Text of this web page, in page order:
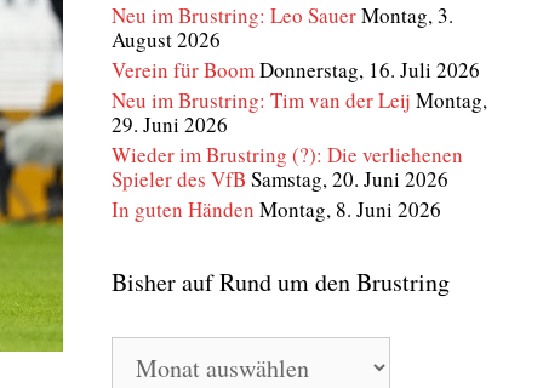
Neu im Brustring: Leo SauerMontag, 3.
August 2026
Verein für BoomDonnerstag, 16. Juli 2026
Neu im Brustring: Tim van der Leij Montag,
29. Juni 2026
Wieder im Brustring (?): Die verliehenen
Spieler des VfB Samstag, 20. Juni 2026
In guten Händen Montag, 8. Juni 2026
Bisher auf Rund um den Brustring
Bisher
auf